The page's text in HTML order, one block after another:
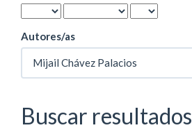
Autores/as
Buscar resultados